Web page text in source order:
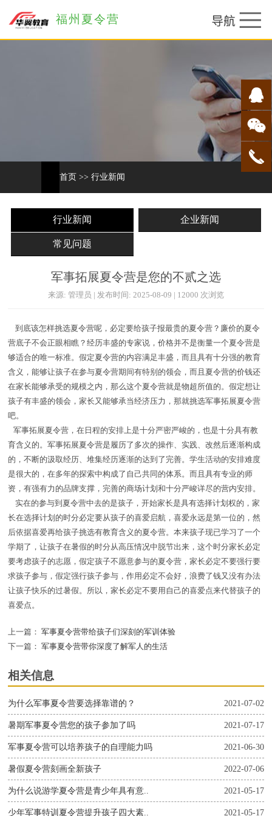
福州夏令营
首页 >> 行业新闻
行业新闻 企业新闻
常见问题
军事拓展夏令营是您的不贰之选
来源: 管理员 | 发布时间: 2025-08-09 | 12000 次浏览
到底该怎样挑选夏令营呢，必定要给孩子报最贵的夏令营？廉价的夏令
营底子不会正眼相瞧？经历丰盛的专家说，价格并不是衡量一个夏令营是
够适合的唯一标准。假定夏令营的内容满足丰盛，而且具有十分强的教育
含义，能够让孩子在参与夏令营期间有特别的领会，而且夏令营的价钱还
在家长能够承受的规模之内，那么这个夏令营就是物超所值的。假定想让
孩子有丰盛的领会，家长又能够承当经济压力，那就挑选军事拓展夏令营
吧。
军事拓展夏令营，在日程的安排上是十分严密严峻的，也是十分具有教
育含义的。军事拓展夏令营是履历了多次的操作、实践、改然后逐渐构成
的，不断的汲取经历、堆集经历逐渐的达到了完善。学生活动的安排难度
是很大的，在多年的探索中构成了自己共同的体系。而且具有专业的师
资，有强有力的品牌支撑，完善的商场计划和十分严峻详尽的营内安排。
实在的参与到夏令营中去的是孩子，开始家长是具有选择计划权的，家
长在选择计划的时分必定要从孩子的喜爱启航，喜爱永远是第一位的，然
后依据喜爱再给孩子挑选有教育含义的夏令营。本来孩子现已学习了一个
学期了，让孩子在暑假的时分从高压情况中脱节出来，这个时分家长必定
要考虑孩子的志愿，假定孩子不愿意参与的夏令营，家长必定不要强行要
求孩子参与，假定强行孩子参与，作用必定不会好，浪费了钱又没有办法
让孩子快乐的过暑假。所以，家长必定不要用自己的喜爱点来代替孩子的
喜爱点。
上一篇： 军事夏令营带给孩子们深刻的军训体验
下一篇： 军事夏令营带你深度了解军人的生活
相关信息
2021-07-02
为什么军事夏令营要选择靠谱的？
2021-07-17
暑期军事夏令营您的孩子参加了吗
2021-06-30
军事夏令营可以培养孩子的自理能力吗
2022-07-06
暑假夏令营刻画全新孩子
2021-05-17
为什么说游学夏令营是青少年具有意..
2021-05-17
少年军事特训夏令营提升孩子四大素..